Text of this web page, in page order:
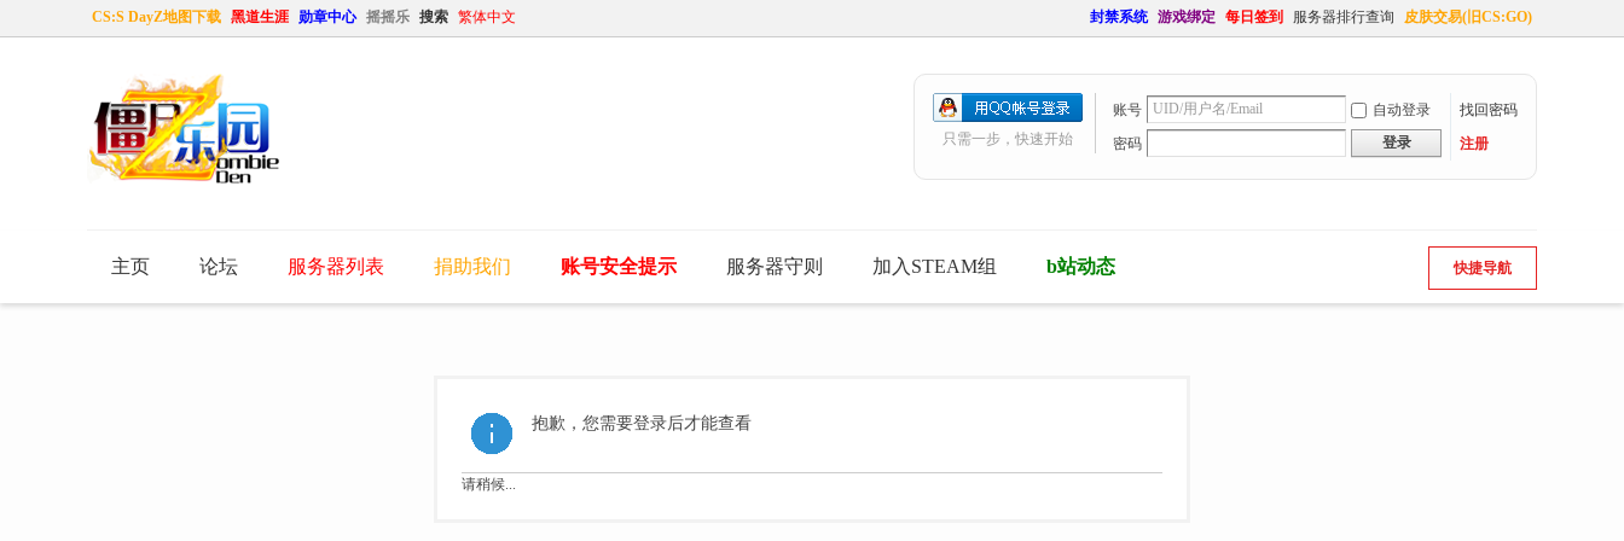
CS:S DayZ地图下载 黑道生涯 勋章中心 摇摇乐 搜索 繁体中文 封禁系统 游戏绑定 每日签到 服务器排行查询 皮肤交易(旧CS:GO)
账号 自动登录
找回密码
密码
登录 注册
只需一步，快速开始
快捷导航
主页 论坛 服务器列表 捐助我们 账号安全提示 服务器守则 加入STEAM组 b站动态
抱歉，您需要登录后才能查看
请稍候...